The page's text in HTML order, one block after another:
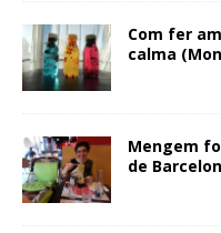
Com fer
calma
Mengem
de